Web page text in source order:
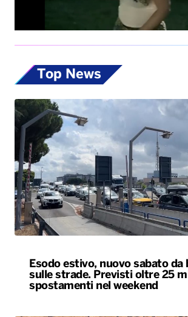
Top News
Esodo estivo, nuovo sabato da
sulle strade. Previsti oltre 25
spostamenti nel weekend